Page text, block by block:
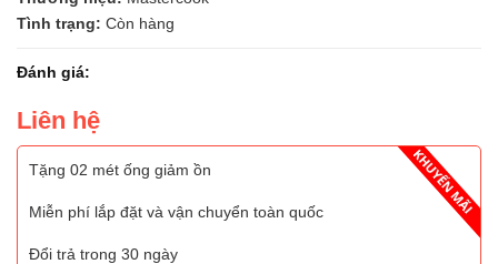
Tình trạng: Còn hàng
Đánh giá:
Liên hệ
Tặng 02 mét ống giảm ồn
Miễn phí lắp đặt và vận chuyển toàn quốc
Đổi trả trong 30 ngày